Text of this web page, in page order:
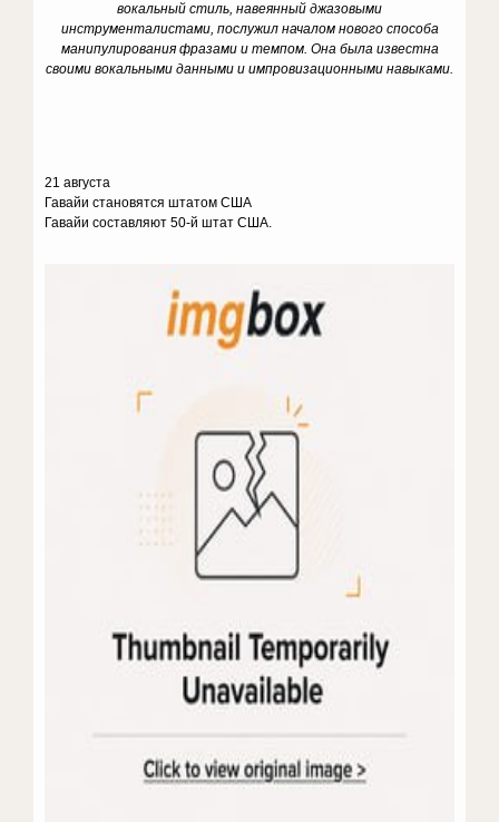
вокальный стиль, навеянный джазовыми
инструменталистами, послужил началом нового способа
манипулирования фразами и темпом. Она была известна
своими вокальными данными и импровизационными навыками.
21 августа
Гавайи становятся штатом США
Гавайи составляют 50-й штат США.